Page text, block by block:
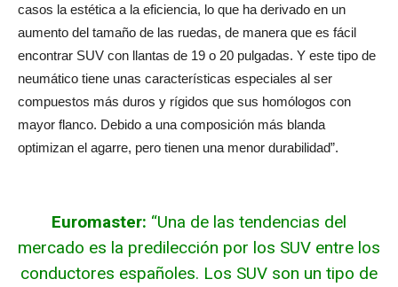
casos la estética a la eficiencia, lo que ha derivado en un
aumento del tamaño de las ruedas, de manera que es fácil
encontrar SUV con llantas de 19 o 20 pulgadas. Y este tipo de
neumático tiene unas características especiales al ser
compuestos más duros y rígidos que sus homólogos con
mayor flanco. Debido a una composición más blanda
optimizan el agarre, pero tienen una menor durabilidad”.
Euromaster: “Una de las tendencias del
mercado es la predilección por los SUV entre los
conductores españoles. Los SUV son un tipo de